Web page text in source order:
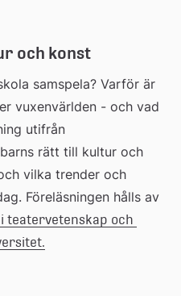
och konst
samspela? Varför är
vuxenvärlden - och vad
utifrån
rätt till kultur och
vilka trender och
teatervetenskap och